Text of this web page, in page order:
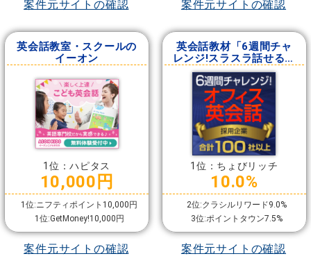
案件元サイトの確認 案件元サイトの確認
英会話教室・スクールの
イーオン
1位：ハピタス
10,000円
1位:ニフティポイント10,000円
1位:GetMoney!10,000円
案件元サイトの確認
英会話教材「6週間チャ
レンジ!スラスラ話せるオ
フィス英会話」
1位：ちょびリッチ
10.0%
2位:クラシルリワード9.0%
3位:ポイントタウン7.5%
案件元サイトの確認